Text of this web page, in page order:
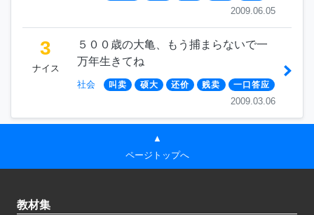
2009.06.05
3
ナイス
５００歳の大亀、もう捕まらないで一
万年生きてね
社会 叫卖 硕大 还价 贱卖 一口答应
2009.03.06
▲
ページトップへ
教材集